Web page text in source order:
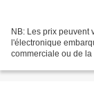
NB: Les prix peuvent
l'électronique
commerciale ou de